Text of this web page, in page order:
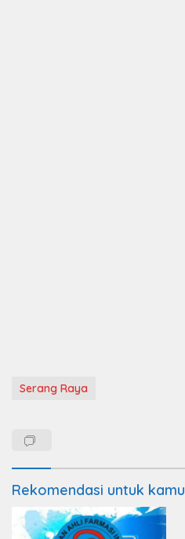
Serang Raya
Rekomendasi untuk kamu